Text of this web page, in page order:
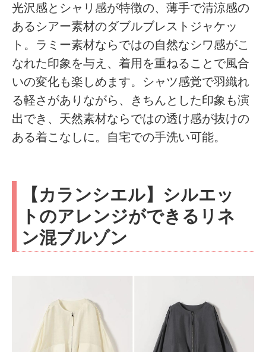
光沢感とシャリ感が特徴の、薄手で清涼感の
あるシアー素材のダブルブレストジャケッ
ト。ラミー素材ならではの自然なシワ感がこ
なれた印象を与え、着用を重ねることで風合
いの変化も楽しめます。シャツ感覚で羽織れ
る軽さがありながら、きちんとした印象も演
出でき、天然素材ならではの透け感が抜けの
ある着こなしに。自宅での手洗い可能。
【カランシエル】シルエッ
トのアレンジができるリネ
ン混ブルゾン